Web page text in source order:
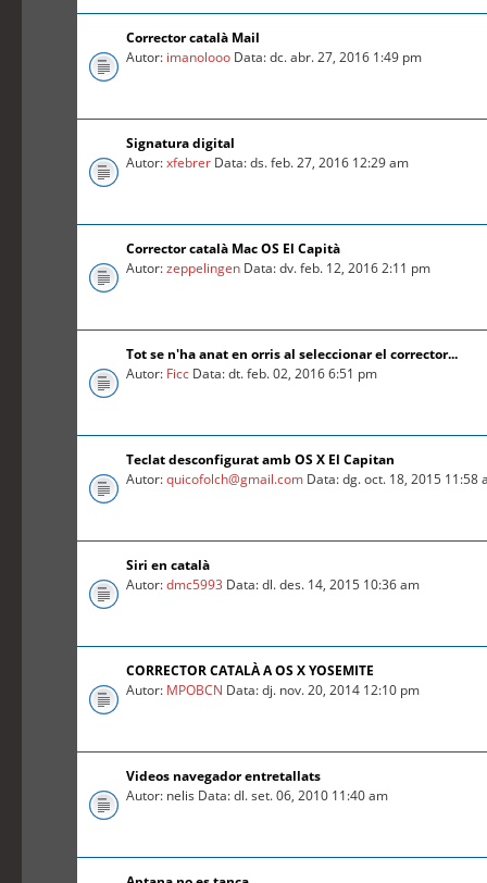
Corrector català Mail
Autor: imanolooo Data: dc. abr. 27, 2016 1:49 pm
Signatura digital
Autor:xfebrer Data: ds. feb. 27, 2016 12:29 am
Corrector català Mac OS El Capità
Autor:zeppelingen Data: dv. feb. 12, 2016 2:11 pm
Tot se n'ha anat en orris al seleccionar el corrector...
Autor: Ficc Data: dt. feb. 02, 2016 6:51 pm
Teclat desconfigurat amb OS X El Capitan
Autor:quicofolch@gmail.com Data: dg. oct. 18, 2015 11:58
Siri en català
Autor:dmc5993 Data: dl. des. 14, 2015 10:36 am
CORRECTOR CATALÀ A OS X YOSEMITE
Autor: MPOBCN Data: dj. nov. 20, 2014 12:10 pm
Videos navegador entretallats
Autor: nelis Data: dl. set. 06, 2010 11:40 am